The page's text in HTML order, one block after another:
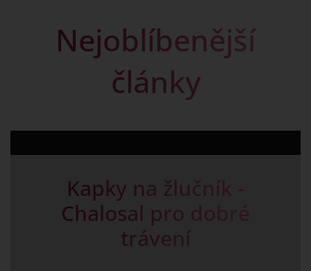
Nejoblíbenější
články
Kapky na žlučník -
Chalosal pro dobré
trávení